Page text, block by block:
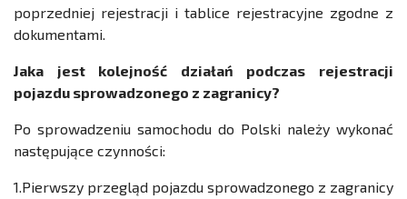
poprzedniej rejestracji i tablice rejestracyjne zgodne z
dokumentami.
Jaka jest kolejność działań podczas rejestracji
pojazdu sprowadzonego z zagranicy?
Po sprowadzeniu samochodu do Polski należy wykonać
następujące czynności:
1.Pierwszy przegląd pojazdu sprowadzonego z zagranicy